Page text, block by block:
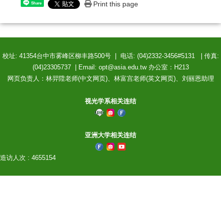
Share Print this page
校址: 41354台中市雾峰区柳丰路500号 | 电话: (04)2332-3456#5131 | 传真:
(04)23305737 | Email: opt@asia.edu.tw 办公室：H213
网页负责人：林羿陞老师(中文网页)、林富宫老师(英文网页)、刘丽恩助理
视光学系相关连结
亚洲大学相关连结
造访人次 : 4655154